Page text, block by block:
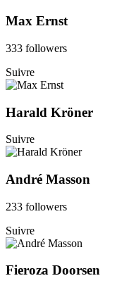
Max Ernst
333 followers
Suivre
Harald Kröner
Suivre
André Masson
233 followers
Suivre
Fieroza Doorsen